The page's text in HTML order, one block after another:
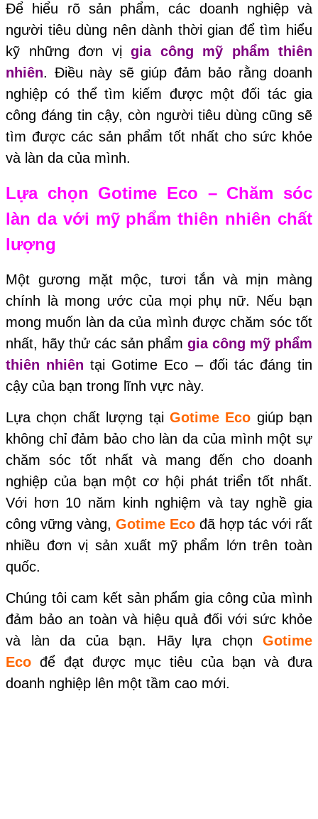
Để hiểu rõ sản phẩm, các doanh nghiệp và
người tiêu dùng nên dành thời gian để tìm hiểu
kỹ những đơn vị gia công mỹ phẩm thiên
nhiên. Điều này sẽ giúp đảm bảo rằng doanh
nghiệp có thể tìm kiếm được một đối tác gia
công đáng tin cậy, còn người tiêu dùng cũng sẽ
tìm được các sản phẩm tốt nhất cho sức khỏe
và làn da của mình.
Lựa chọn Gotime Eco – Chăm sóc
làn da với mỹ phẩm thiên nhiên chất
lượng
Một gương mặt mộc, tươi tắn và mịn màng
chính là mong ước của mọi phụ nữ. Nếu bạn
mong muốn làn da của mình được chăm sóc tốt
nhất, hãy thử các sản phẩm gia công mỹ phẩm
thiên nhiên tại Gotime Eco – đối tác đáng tin
cậy của bạn trong lĩnh vực này.
Lựa chọn chất lượng tại Gotime Eco giúp bạn
không chỉ đảm bảo cho làn da của mình một sự
chăm sóc tốt nhất và mang đến cho doanh
nghiệp của bạn một cơ hội phát triển tốt nhất.
Với hơn 10 năm kinh nghiệm và tay nghề gia
công vững vàng, Gotime Eco đã hợp tác với rất
nhiều đơn vị sản xuất mỹ phẩm lớn trên toàn
quốc.
Chúng tôi cam kết sản phẩm gia công của mình
đảm bảo an toàn và hiệu quả đối với sức khỏe
và làn da của bạn. Hãy lựa chọn Gotime
Eco để đạt được mục tiêu của bạn và đưa
doanh nghiệp lên một tầm cao mới.